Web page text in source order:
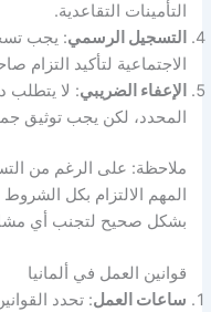
التأمينات التقاعدية.
التسجيل الرسمي
الاجتماعية لتأكيد التزام
الإعفاء الضريبي: لا
المحدد، لكن يجب توثيق
المهم الالتزام بكل
بشكل صحيح لتجنب أي
قوانين العمل في ألمانيا
ساعات العمل: تحدد